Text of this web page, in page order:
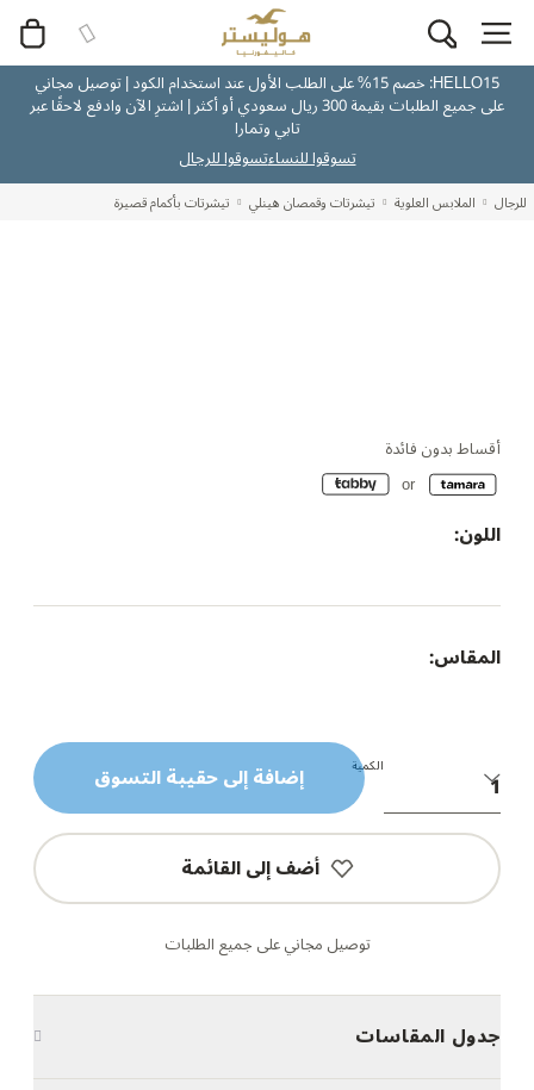
HELLO15: خصم 15% على الطلب الأول عند استخدام الكود | توصيل مجاني
على جميع الطلبات بقيمة 300 ريال سعودي أو أكثر | اشترِ الآن وادفع لاحقًا عبر
تابي وتمارا
تسوقوا للنساءتسوقوا للرجال
للرجال الملابس العلوية تيشرتات وقمصان هينلي تيشرتات بأكمام قصيرة
أقساط بدون فائدة
اللون:
المقاس:
الكمية إضافة إلى حقيبة التسوق
أضف إلى القائمة
توصيل مجاني على جميع الطلبات
جدول المقاسات